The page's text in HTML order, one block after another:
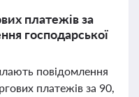
платежів за
господарської
повідомлення
платежів за 90,